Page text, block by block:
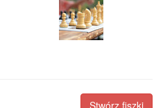
Stwórz fiszki